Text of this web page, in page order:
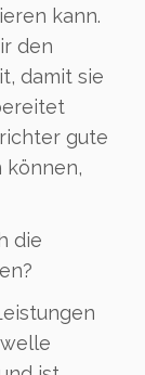
kann.
den
damit sie
gute
können,
die